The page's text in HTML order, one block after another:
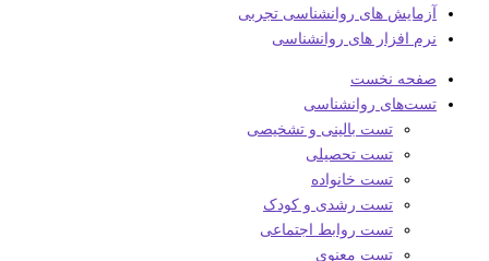
آزمایش های روانشناسی تجربی
نرم افزار های روانشناسی
صفحه نخست
تست‌های روانشناسی
تست بالینی و تشخیصی
تست تحصیلی
تست خانواده
تست رشدی و کودک
تست روابط اجتماعی
تست معنوی